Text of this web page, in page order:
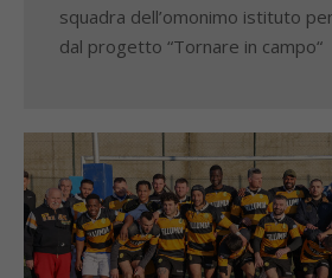
squadra dell’omonimo istituto
dal progetto “Tornare in campo“